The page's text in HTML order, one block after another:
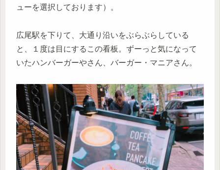
ューを選択しております）。
広尾駅を下りて、大通り沿いをぶらぶらしている
と、１度は目にするこの看板。ずーっと気になって
いたハンバーガーやさん、バーガー・マニアさん。